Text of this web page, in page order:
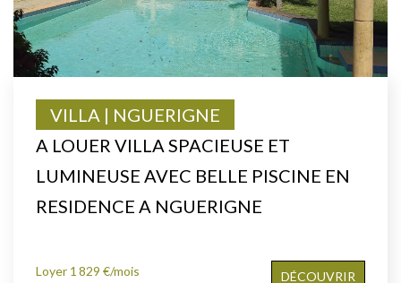
A LOUER VILLA SPACIEUSE ET
LUMINEUSE AVEC BELLE PISCINE EN
RESIDENCE A NGUERIGNE
VILLA | NGUERIGNE
Loyer 1 829 €/mois DÉCOUVRIR